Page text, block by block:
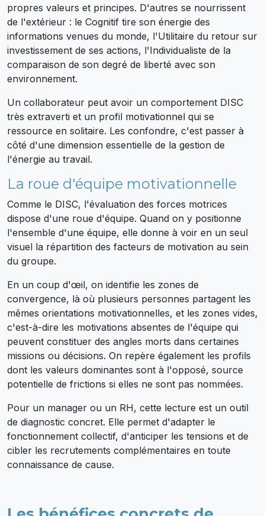
propres valeurs et principes. D'autres se nourrissent
de l'extérieur : le Cognitif tire son énergie des
informations venues du monde, l'Utilitaire du retour sur
investissement de ses actions, l'Individualiste de la
comparaison de son degré de liberté avec son
environnement.
Un collaborateur peut avoir un comportement DISC
très extraverti et un profil motivationnel qui se
ressource en solitaire. Les confondre, c'est passer à
côté d'une dimension essentielle de la gestion de
l'énergie au travail.
La roue d'équipe motivationnelle
Comme le DISC, l'évaluation des forces motrices
dispose d'une roue d'équipe. Quand on y positionne
l'ensemble d'une équipe, elle donne à voir en un seul
visuel la répartition des facteurs de motivation au sein
du groupe.
En un coup d'œil, on identifie les zones de
convergence, là où plusieurs personnes partagent les
mêmes orientations motivationnelles, et les zones vides,
c'est-à-dire les motivations absentes de l'équipe qui
peuvent constituer des angles morts dans certaines
missions ou décisions. On repère également les profils
dont les valeurs dominantes sont à l'opposé, source
potentielle de frictions si elles ne sont pas nommées.
Pour un manager ou un RH, cette lecture est un outil
de diagnostic concret. Elle permet d'adapter le
fonctionnement collectif, d'anticiper les tensions et de
cibler les recrutements complémentaires en toute
connaissance de cause.